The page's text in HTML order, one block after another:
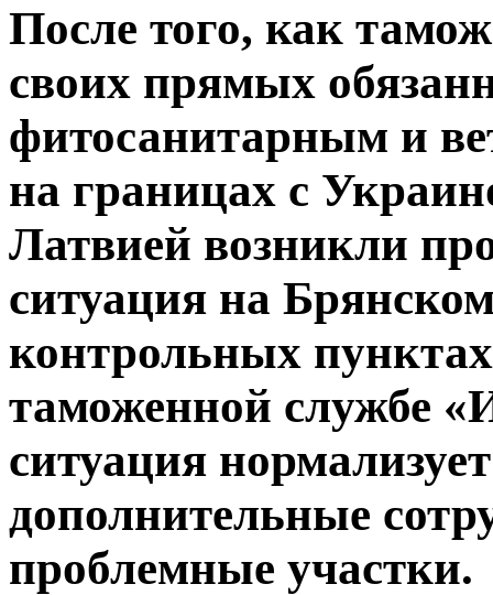
После того, как
своих прямых
фитосанитарным и
на границах с
Латвией возникли
ситуация на
контрольных
таможенной службе
ситуация
дополнительные
проблемные участки.